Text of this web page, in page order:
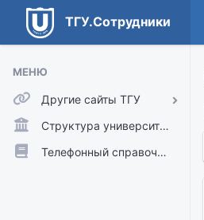
ТГУ.Сотрудники
МЕНЮ
Другие сайты ТГУ
ТГУ.Аккаунты
ТГУ.Расписание
Структура университета
Телефонный справочник